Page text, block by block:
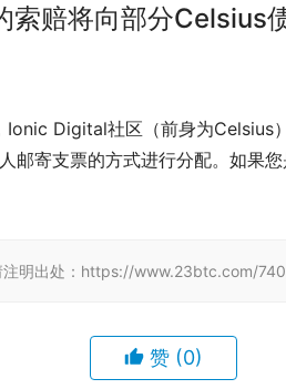
索赔将向部分Celsius
Digital社区（前身为Celsius
邮寄支票的方式进行分配。如果
注明出处：https://www.23btc.com/
赞 (0)